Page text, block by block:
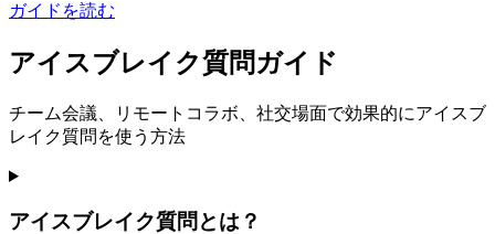
ガイドを読む
アイスブレイク質問ガイド
チーム会議、リモートコラボ、社交場面で効果的にアイスブ
レイク質問を使う方法
アイスブレイク質問とは？